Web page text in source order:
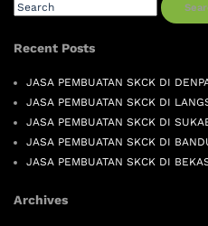
Recent Posts
JASA PEMBUATAN SKCK DI
JASA PEMBUATAN SKCK DI
JASA PEMBUATAN SKCK DI
JASA PEMBUATAN SKCK DI
JASA PEMBUATAN SKCK DI
Archives